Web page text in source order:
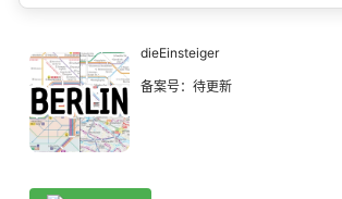
dieEinsteiger
备案号：待更新